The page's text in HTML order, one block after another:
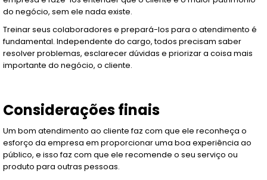
do negócio, sem ele nada existe.
Treinar seus colaboradores e prepará-los para o atendimento é
fundamental. Independente do cargo, todos precisam saber
resolver problemas, esclarecer dúvidas e priorizar a coisa mais
importante do negócio, o cliente.
Considerações finais
Um bom atendimento ao cliente faz com que ele reconheça o
esforço da empresa em proporcionar uma boa experiência ao
público, e isso faz com que ele recomende o seu serviço ou
produto para outras pessoas.